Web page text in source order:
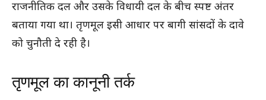
राजनीतिक दल और उसके विधायी दल के बीच स्पष्ट अंतर
बताया गया था। तृणमूल इसी आधार पर बागी सांसदों के दावे
को चुनौती दे रही है।
तृणमूल का कानूनी तर्क